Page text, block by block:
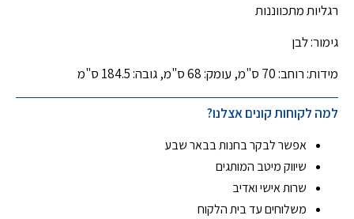
רגליות מתכווננות
גימור: לבן
מידות: רוחב: 70 ס"מ, עומק: 68 ס"מ, גובה: 184.5 ס"מ
למה לקוחות קונים אצלנו?
אפשר לבקר בחנות בבאר שבע
שיווק מיטב המותגים
שרות אישי ואדיב
משלוחים עד בית הלקוח